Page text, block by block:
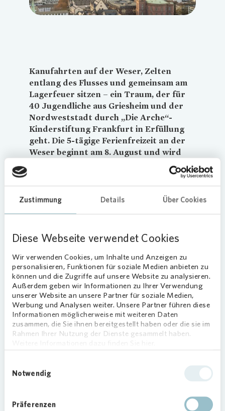
Zustimmung Details Über Cookies
Diese Webseite verwendet Cookies
Wir verwenden Cookies, um Inhalte und Anzeigen zu
personalisieren, Funktionen für soziale Medien anbieten zu
können und die Zugriffe auf unsere Website zu analysieren.
Außerdem geben wir Informationen zu Ihrer Verwendung
unserer Website an unsere Partner für soziale Medien,
Werbung und Analysen weiter. Unsere Partner führen diese
Informationen möglicherweise mit weiteren Daten
zusammen, die Sie ihnen bereitgestellt haben oder die sie im
Rahmen Ihrer Nutzung der Dienste gesammelt haben.
Notwendig
Präferenzen
Kanufahrten auf der Weser, Zelten
entlang des Flusses und gemeinsam am
Lagerfeuer sitzen – ein Traum, der für
40 Jugendliche aus Griesheim und der
Nordweststadt durch „Die Arche“-
Kinderstiftung Frankfurt in Erfüllung
geht. Die 5-tägige Ferienfreizeit an der
Weser beginnt am 8. August und wird
durch eine Spende in Höhe
Naturerlebnisse für Stadtkinder
Die Jugendlichen haben dabei feste Aufgaben, wie
übernachten sie in einer Jugendherberge und
machen von dort aus Ausflüge. In Gesprächen
ermutigen die Arche-Betreuer die Kinder, sich mit
ihren Werten auseinander zu setzen oder
Perspektiven für ihre Zukunft zu entwickeln. Fünf
Tage, in denen Naturerlebnisse, Gemeinschaft und
Spaß im Vordergrund stehen.
belastet
ermöglicht es Kindern aus sozial schwachen